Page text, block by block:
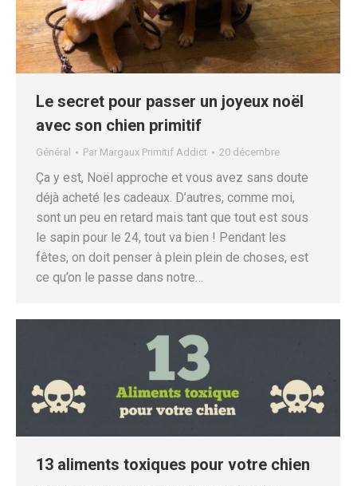
Le secret pour passer un joyeux noël
avec son chien primitif
Général Par Margaux Primitif Addict 20 décembre
Ça y est, Noël approche et vous avez sans doute
déjà acheté les cadeaux. D’autres, comme moi,
sont un peu en retard mais tant que tout est sous
le sapin pour le 24, tout va bien ! Pendant les
fêtes, on doit penser à plein plein de choses, est
ce qu’on le passe dans notre…
13 aliments toxiques pour votre chien